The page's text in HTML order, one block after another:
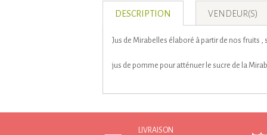
DESCRIPTION VENDEUR(S)
Jus de Mirabelles élaboré à partir de nos fruits
jus de pomme pour atténuer le sucre de la
LIVRAISON